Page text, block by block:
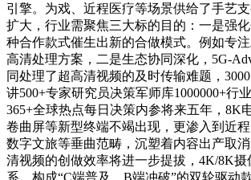
引擎。为戏、近程医疗等场景供给了手艺
扩大，行业需聚焦三大标的目的：一是强
种合作款式催生出新的合做模式。例如专
高清处理方案，二是生态协同深化，5G-
同处理了超高清视频的及时传输难题，
讲500+专家研究员决策军师库1000000+行
365+全球热点每日决策内参将来五年，8K
卷曲屏等新型终端不竭出现，更渗入到近程
数字文旅等垂曲范畴，沉塑着内容出产取
清视频的创做效率将进一步提拔，4K/8K
系，构成“C端普及、B端冲破”的双轮驱动